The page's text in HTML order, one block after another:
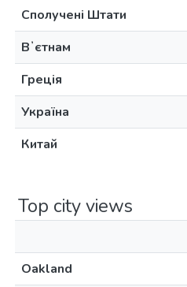
Сполучені Штати
Вʼєтнам
Греція
Україна
Китай
Top city views
Oakland